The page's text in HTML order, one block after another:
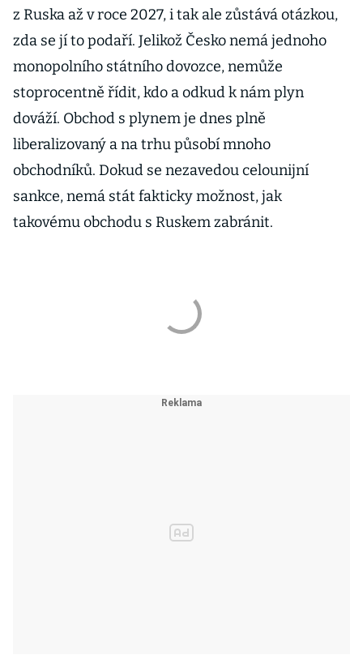
z Ruska až v roce 2027, i tak ale zůstává otázkou,
zda se jí to podaří. Jelikož Česko nemá jednoho
monopolního státního dovozce, nemůže
stoprocentně řídit, kdo a odkud k nám plyn
dováží. Obchod s plynem je dnes plně
liberalizovaný a na trhu působí mnoho
obchodníků. Dokud se nezavedou celounijní
sankce, nemá stát fakticky možnost, jak
takovému obchodu s Ruskem zabránit.